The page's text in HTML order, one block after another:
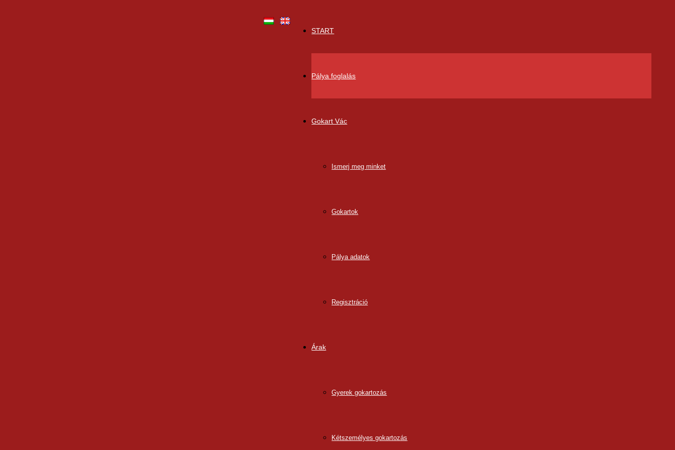
START
Pálya foglalás
Gokart Vác
Ismerj meg minket
Gokartok
Pálya adatok
Regisztráció
Árak
Gyerek gokartozás
Kétszemélyes gokartozás